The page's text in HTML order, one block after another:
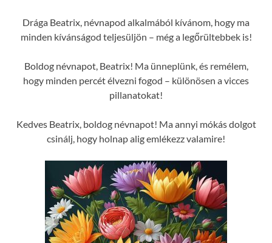
Drága Beatrix, névnapod alkalmából kívánom, hogy ma
minden kívánságod teljesüljön – még a legőrültebbek is!
Boldog névnapot, Beatrix! Ma ünneplünk, és remélem,
hogy minden percét élvezni fogod – különösen a vicces
pillanatokat!
Kedves Beatrix, boldog névnapot! Ma annyi mókás dolgot
csinálj, hogy holnap alig emlékezz valamire!